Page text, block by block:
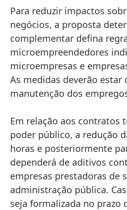
Para reduzir impactos
negócios, a proposta
complementar defina
microempreendedores
microempresas e
As medidas deverão estar
manutenção dos
Em relação aos contratos
poder público, a redução
horas e posteriormente
dependerá de aditivos
empresas prestadoras de
administração pública.
seja formalizada no prazo